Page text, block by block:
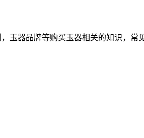
玉器品牌等购买玉器相关的知识，